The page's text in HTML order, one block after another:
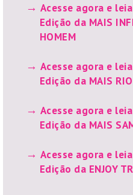
Acesse agora e
Edição da MAIS
HOMEM
Acesse agora e
Edição da MAIS RIO
Acesse agora e
Edição da MAIS
Acesse agora e
Edição da ENJOY